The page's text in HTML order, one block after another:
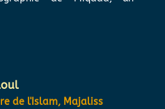
de l'Islam, Majaliss